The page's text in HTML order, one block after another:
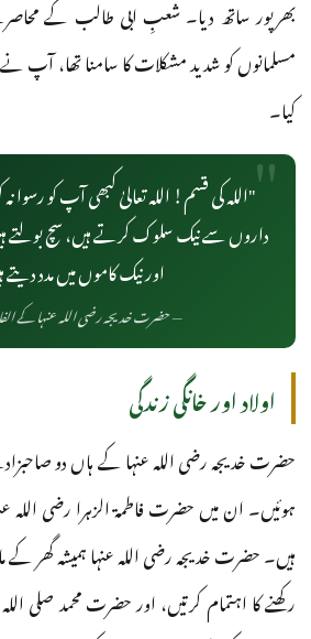
بھرپور ساتھ دیا۔ شعبِ ابی طالب کے
مسلمانوں کو شدید مشکلات کا سامنا تھا، آپ
کیا۔
"اللہ کی قسم! اللہ تعالیٰ کبھی آپ کو
داروں سے نیک سلوک کرتے ہیں، سچ بولتے
اور نیک کاموں میں مدد
— حضرت خدیجہ رضی اللہ عنہا کے
اولاد اور خانگی زندگی
حضرت خدیجہ رضی اللہ عنہا کے ہاں دو
ہوئیں۔ ان میں حضرت فاطمۃ الزہرا رضی
ہیں۔ حضرت خدیجہ رضی اللہ عنہا ہمیشہ گھر کے
رکھنے کا اہتمام کرتیں، اور حضرت محمد صلی